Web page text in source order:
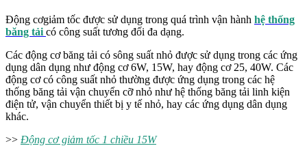
Động cơgiảm tốc được sử dụng trong quá trình vận hành hệ thống
băng tải có công suất tương đối đa dạng.
Các động cơ băng tải có sông suất nhỏ được sử dụng trong các ứng
dụng dân dụng như động cơ 6W, 15W, hay động cơ 25, 40W. Các
động cơ có công suất nhỏ thường được ứng dụng trong các hệ
thống băng tải vận chuyển cỡ nhỏ như hệ thống băng tải linh kiện
điện tử, vận chuyển thiết bị y tế nhỏ, hay các ứng dụng dân dụng
khác.
>> Động cơ giảm tốc 1 chiều 15W